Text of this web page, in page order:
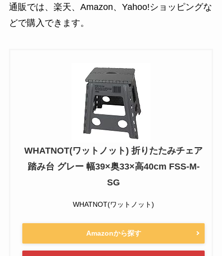
通販では、楽天、Amazon、Yahoo!ショッピングな
どで購入できます。
WHATNOT(ワットノット) 折りたたみチェア
踏み台 グレー 幅39×奥33×高40cm FSS-M-
SG
WHATNOT(ワットノット)
Amazonから探す